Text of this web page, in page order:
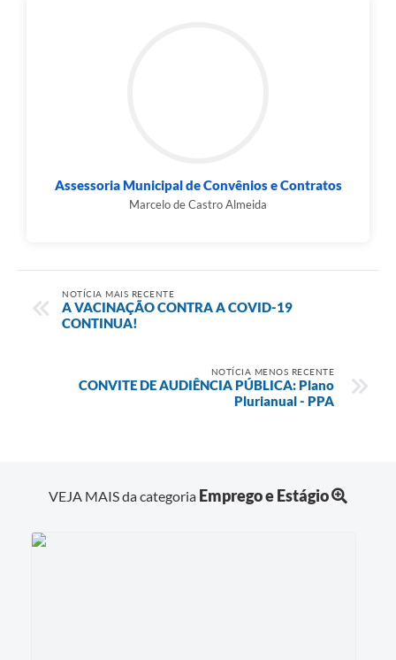
Assessoria Municipal de Convênios e Contratos
Marcelo de Castro Almeida
NOTÍCIA MAIS RECENTE
A VACINAÇÃO CONTRA A COVID-19
CONTINUA!
NOTÍCIA MENOS RECENTE
CONVITE DE AUDIÊNCIA PÚBLICA: Plano
Plurianual - PPA
VEJA MAIS da categoria Emprego e Estágio